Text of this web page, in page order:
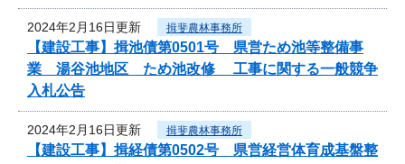
2024年2月16日更新 揖斐農林事務所
【建設工事】揖池債第0501号 県営ため池等整備事
業 湯谷池地区 ため池改修 工事に関する一般競争
入札公告
2024年2月16日更新 揖斐農林事務所
【建設工事】揖経債第0502号 県営経営体育成基盤整